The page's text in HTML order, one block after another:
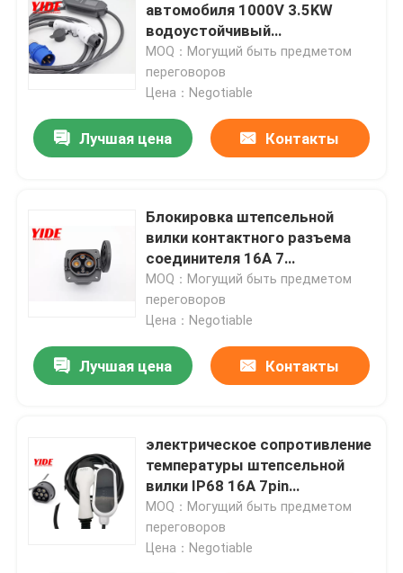
автомобиля 1000V 3.5KW
водоустойчивый
электрический женский
MOQ：Могущий быть предметом
переговоров
Цена：Negotiable
Лучшая цена Контакты
Блокировка штепсельной
вилки контактного разъема
соединителя 16A 7
автомобиля OEM поручая
MOQ：Могущий быть предметом
переговоров
Цена：Negotiable
Лучшая цена Контакты
электрическое сопротивление
температуры штепсельной
вилки IP68 16A 7pin
соединителя автомобиля 220V
мужское
MOQ：Могущий быть предметом
переговоров
Цена：Negotiable